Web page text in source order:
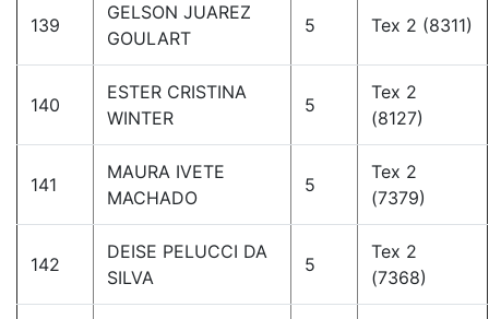
139
GELSON JUAREZ
GOULART
5 Tex 2 (8311)
140
ESTER CRISTINA
WINTER
5
Tex 2
(8127)
141
MAURA IVETE
MACHADO
5
Tex 2
(7379)
142
DEISE PELUCCI DA
SILVA
5
Tex 2
(7368)